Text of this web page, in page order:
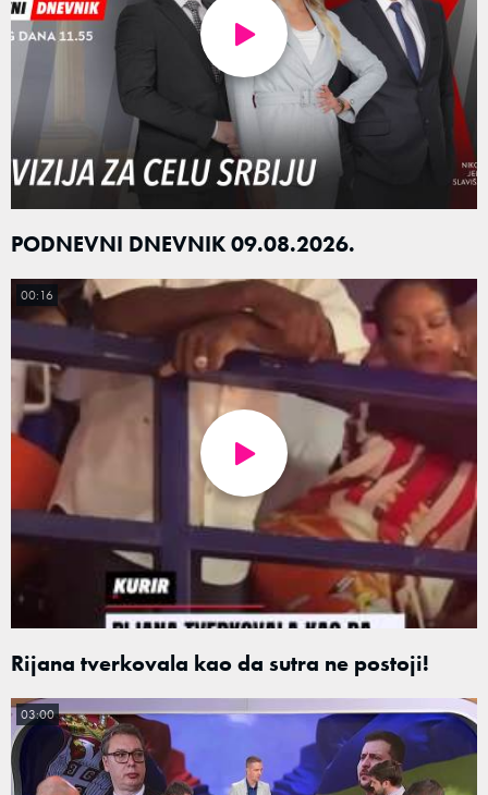
PODNEVNI DNEVNIK 09.08.2026.
Rijana tverkovala kao da sutra ne postoji!
00:16
03:00